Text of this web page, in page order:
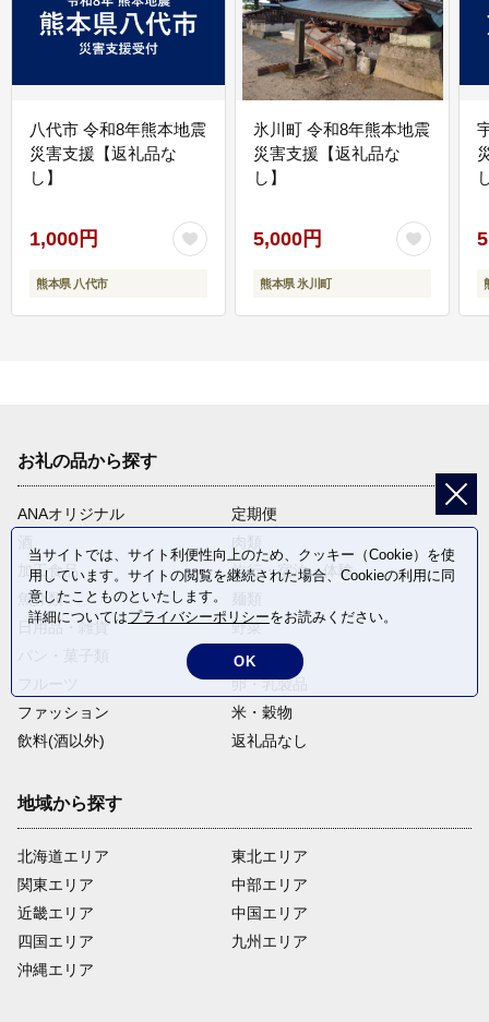
八代市 令和8年熊本地震
災害支援【返礼品な
し】
1,000円
熊本県 八代市
氷川町 令和8年熊本地震
災害支援【返礼品な
し】
5,000円
熊本県 氷川町
お礼の品から探す
ANAオリジナル
定期便
加工食品
旅行・宿泊・体験
魚介類
日用品・雑貨
野菜
電化製品
卵・乳製品
ファッション
米・穀物
飲料(酒以外)
返礼品なし
地域から探す
北海道エリア
関東エリア
近畿エリア
四国エリア
沖縄エリア
東北エリア
中部エリア
中国エリア
九州エリア
当サイトでは、サイト利便性向上のため、クッキー（Cookie）を使
用しています。サイトの閲覧を継続された場合、Cookieの利用に同
意したことものといたします。
詳細についてはプライバシーポリシーをお読みください。
OK